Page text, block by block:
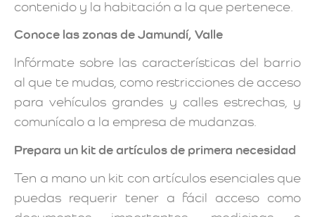
contenido y la habitación a la que pertenece.
Conoce las zonas de Jamundí, Valle
Infórmate sobre las características del barrio
al que te mudas, como restricciones de acceso
para vehículos grandes y calles estrechas, y
comunícalo a la empresa de mudanzas.
Prepara un kit de artículos de primera necesidad
Ten a mano un kit con artículos esenciales que
puedas requerir tener a fácil acceso como